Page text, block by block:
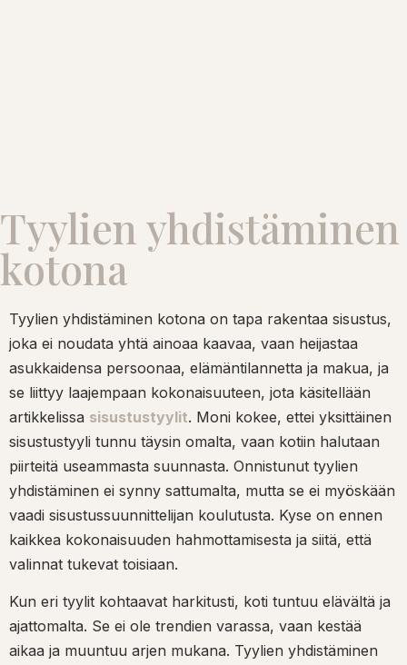
Tyylien yhdistäminen
kotona
Tyylien yhdistäminen kotona on tapa rakentaa sisustus,
joka ei noudata yhtä ainoaa kaavaa, vaan heijastaa
asukkaidensa persoonaa, elämäntilannetta ja makua, ja
se liittyy laajempaan kokonaisuuteen, jota käsitellään
artikkelissa sisustustyylit. Moni kokee, ettei yksittäinen
sisustustyyli tunnu täysin omalta, vaan kotiin halutaan
piirteitä useammasta suunnasta. Onnistunut tyylien
yhdistäminen ei synny sattumalta, mutta se ei myöskään
vaadi sisustussuunnittelijan koulutusta. Kyse on ennen
kaikkea kokonaisuuden hahmottamisesta ja siitä, että
valinnat tukevat toisiaan.
Kun eri tyylit kohtaavat harkitusti, koti tuntuu elävältä ja
ajattomalta. Se ei ole trendien varassa, vaan kestää
aikaa ja muuntuu arjen mukana. Tyylien yhdistäminen